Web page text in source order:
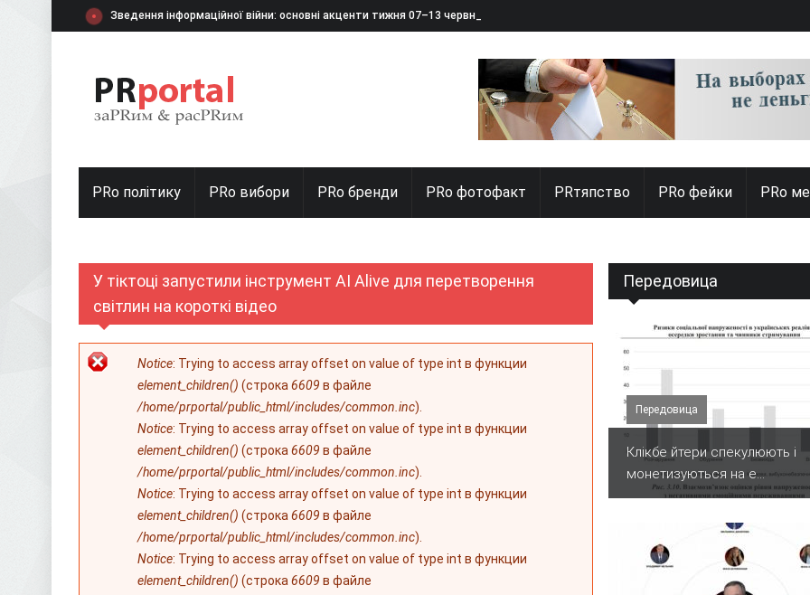
Перейти к основному содержаниюЗведення інформаційної війни: основні акценти тижня 07–13 червня 2025
PRo політику PRo вибори PRо бренди PRо фотофакт PRтяпство PRo фейки PRo
У тіктоці запустили інструмент AI Alive для перетворення
світлин на короткі відео
Сообщение об ошибке
Notice: Trying to access array offset on value of type int в функции
element_children() (строка 6609 в файле
/home/prportal/public_html/includes/common.inc).
Notice: Trying to access array offset on value of type int в функции
element_children() (строка 6609 в файле
/home/prportal/public_html/includes/common.inc).
Notice: Trying to access array offset on value of type int в функции
element_children() (строка 6609 в файле
/home/prportal/public_html/includes/common.inc).
Notice: Trying to access array offset on value of type int в функции
element_children() (строка 6609 в файле
Передовица
Передовица
Клікбе йтери спекулюють і
монетизуються на е...